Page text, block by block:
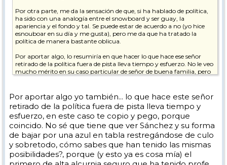
Por otra parte, me da la sensación de que, si ha hablado de política,
ha sido con una analogía entre el snowboard y ser guay, la
apariencia y el fondo y tal. Se puede estar de acuerdo a no (yo hice
esnouboar en su día y me gusta), pero me da que ha tratado la
política de manera bastante oblicua.
Por aportar algo, lo resumiría en que hacer lo que hace ese señor
retirado de la política fuera de pista lleva tiempo y esfuerzo. No le veo
mucho mérito en su caso particular de señor de buena familia, pero
a pasarlo bien, y ya.
Por aportar algo yo también... lo que hace este señor
retirado de la política fuera de pista lleva tiempo y
esfuerzo, en este caso te copio y pego, porque
coincido. No sé que tiene que ver Sánchez y su forma
de bajar por una azul en tabla restregándose de culo
y sobretodo, cómo sabes que han tenido las mismas
posibilidades?, porque (y esto ya es cosa mía) el